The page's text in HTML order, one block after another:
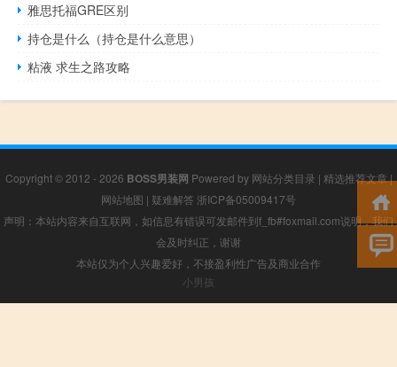
雅思托福GRE区别
持仓是什么（持仓是什么意思）
粘液 求生之路攻略
Copyright © 2012 - 2026 BOSS男装网 Powered by 网站分类目录 | 精选推荐文章|
网站地图 | 疑难解答 浙ICP备05009417号
声明：本站内容来自互联网，如信息有错误可发邮件到f_fb#foxmail.com说明，我们
会及时纠正，谢谢
本站仅为个人兴趣爱好，不接盈利性广告及商业合作
小男孩